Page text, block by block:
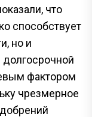
что
способствует
но и
фактором
чрезмерное